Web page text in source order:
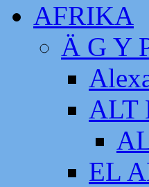
AFRIKA
Ä G Y
ALT
EL